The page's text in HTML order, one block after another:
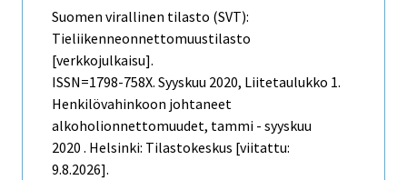
Suomen virallinen tilasto (SVT):
Tieliikenneonnettomuustilasto
[verkkojulkaisu].
ISSN=1798-758X. Syyskuu 2020, Liitetaulukko 1.
Henkilövahinkoon johtaneet
alkoholionnettomuudet, tammi - syyskuu
2020 . Helsinki: Tilastokeskus [viitattu:
9.8.2026].